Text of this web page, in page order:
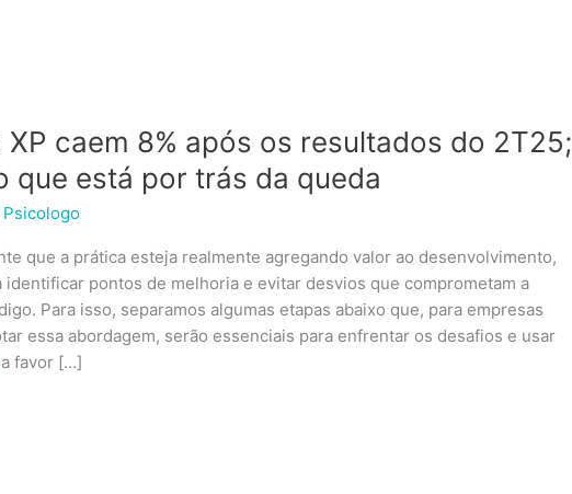
XP caem 8% após os resultados do 2T25;
que está por trás da queda
Psicologo
que a prática esteja realmente agregando valor ao desenvolvimento,
identificar pontos de melhoria e evitar desvios que comprometam a
Para isso, separamos algumas etapas abaixo que, para empresas
essa abordagem, serão essenciais para enfrentar os desafios e usar
a favor […]